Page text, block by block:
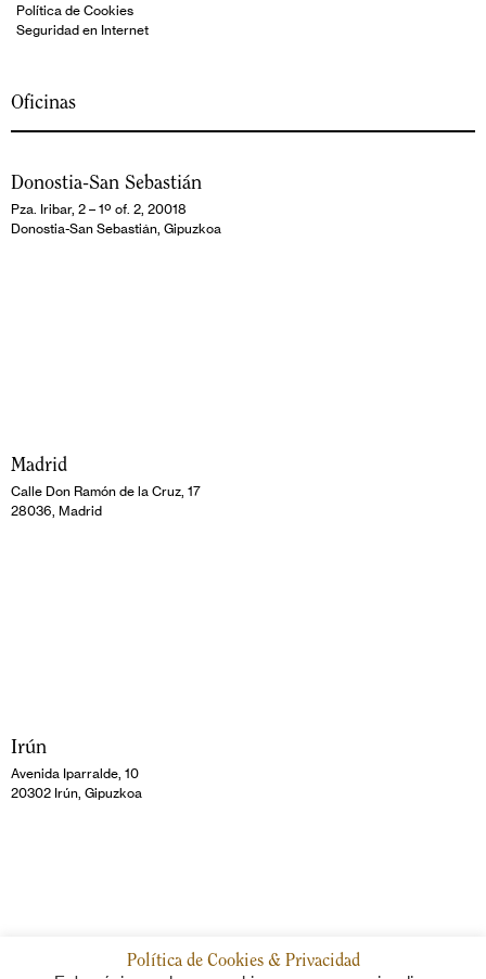
Política de Cookies
Seguridad en Internet
Oficinas
Donostia-San Sebastián
Pza. Iribar, 2 – 1º of. 2, 20018
Donostia-San Sebastián, Gipuzkoa
Madrid
Calle Don Ramón de la Cruz, 17
28036, Madrid
Irún
Avenida Iparralde, 10
20302 Irún, Gipuzkoa
Política de Cookies & Privacidad